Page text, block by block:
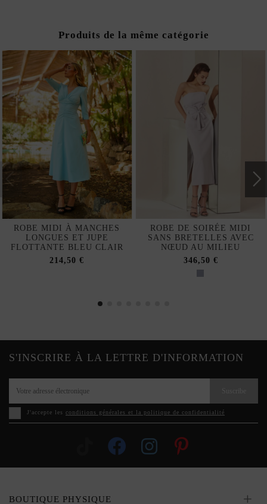
Produits de la même catégorie
ROBE MIDI À MANCHES
LONGUES ET JUPE
FLOTTANTE BLEU CLAIR
214,50 €
ROBE DE SOIRÉE MIDI
SANS BRETELLES AVEC
NŒUD AU MILIEU
346,50 €
S'INSCRIRE À LA LETTRE D'INFORMATION
J'accepte les conditions générales et la politique de confidentialité
BOUTIQUE PHYSIQUE